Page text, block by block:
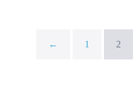
← 1 2